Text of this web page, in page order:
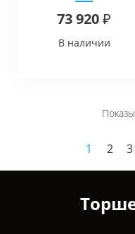
73 920 ₽
В наличии
1 2 3